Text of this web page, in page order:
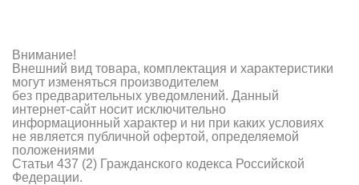
Аппаратура и электроника
Аккумуляторы и батарейки
Зарядные устройства и блоки питания
Двигатели
Внимание!
Внешний вид товара, комплектация и характеристики
могут изменяться производителем
без предварительных уведомлений. Данный
интернет-сайт носит исключительно
информационный характер и ни при каких условиях
не является публичной офертой, определяемой
положениями
Статьи 437 (2) Гражданского кодекса Российской
Федерации.